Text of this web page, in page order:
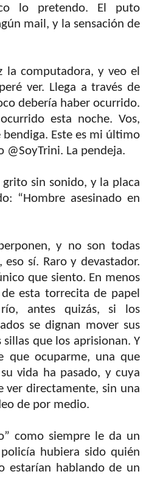
lo pretendo. El puto
mail, y la sensación de
la computadora, y veo el
ver. Llega a través de
debería haber ocurrido.
esta noche. Vos,
bendiga. Este es mi último
@SoyTrini. La pendeja.
sin sonido, y la placa
“Hombre asesinado en
y no son todas
eso sí. Raro y devastador.
que siento. En menos
esta torrecita de papel
antes quizás, si los
se dignan mover sus
sillas que los aprisionan. Y
que ocuparme, una que
vida ha pasado, y cuya
ver directamente, sin una
de por medio.
como siempre le da un
hubiera sido quién
estarían hablando de un